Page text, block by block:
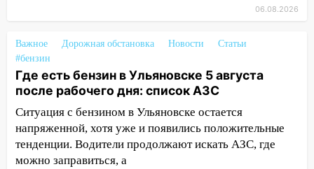
опасность» на территории Ульяновской
области
11:30 Кабмин РФ разрешил до 1 июля
2027 года импорт, выпуск и обращение
бензина Евро 2, Евро 3, Евро 4
11:12 Соцсети: на Рябикова автомобиль
врезался в забор
06.08.2026
Важное Дорожная обстановка Новости
Статьи
#бензин
Где есть бензин в Ульяновске 5 августа
после рабочего дня: список АЗС
Ситуация с бензином в Ульяновске остается
напряженной, хотя уже и появились положительные
тенденции. Водители продолжают искать АЗС, где
можно заправиться, а